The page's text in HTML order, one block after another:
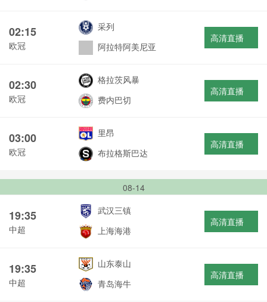
02:15
欧冠
采列
阿拉特阿美尼亚
高清直播
02:30
欧冠
格拉茨风暴
费内巴切
高清直播
03:00
欧冠
里昂
布拉格斯巴达
高清直播
08-14
19:35
中超
武汉三镇
上海海港
高清直播
19:35
中超
山东泰山
青岛海牛
高清直播